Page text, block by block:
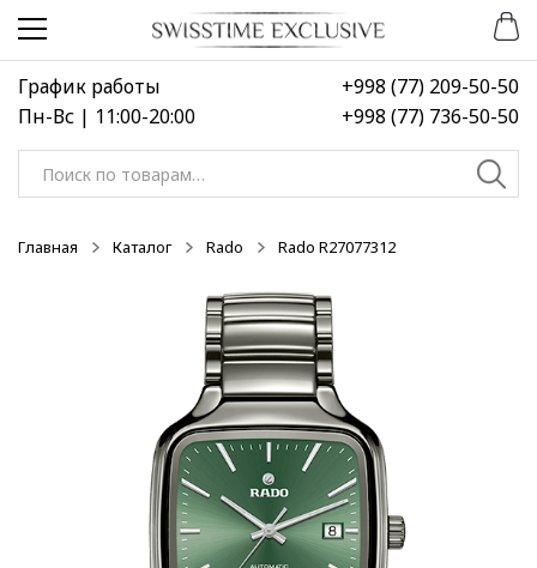
Перейти
навигации
Перейти
содержимому
График работы
Пн-Вс | 11:00-20:00
+998 (77) 209-50-50
+998 (77) 736-50-50
Искать:
Главная Каталог Rado Rado R27077312